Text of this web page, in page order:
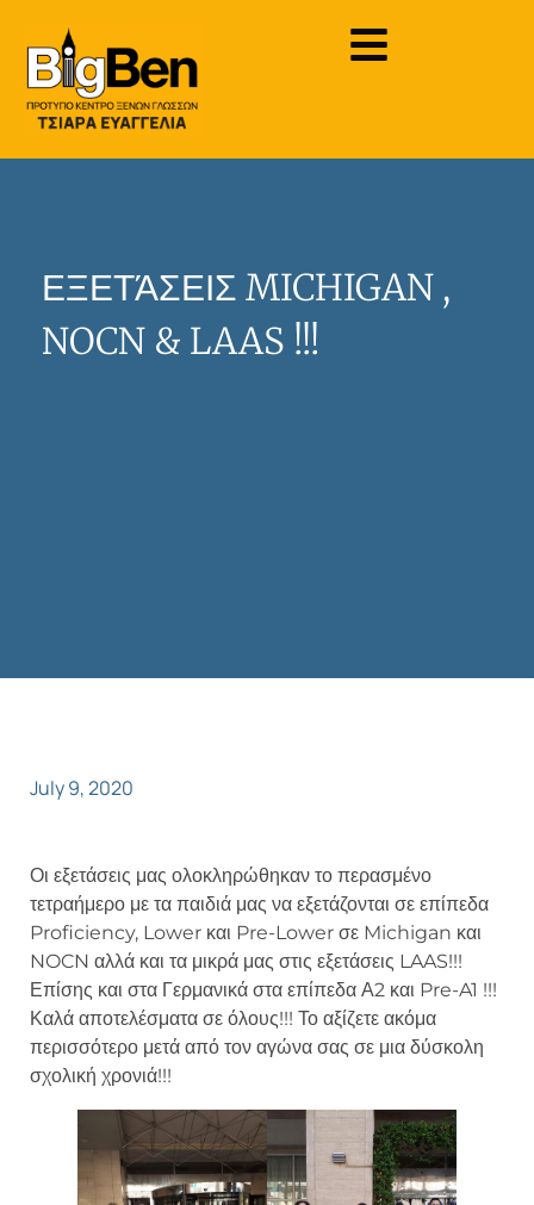
ΕΞΕΤΆΣΕΙΣ MICHIGAN ,
NOCN & LAAS !!!
July 9, 2020
Οι εξετάσεις μας ολοκληρώθηκαν το περασμένο
τετραήμερο με τα παιδιά μας να εξετάζονται σε επίπεδα
Proficiency, Lower και Pre-Lower σε Michigan και
NOCN αλλά και τα μικρά μας στις εξετάσεις LAAS!!!
Επίσης και στα Γερμανικά στα επίπεδα Α2 και Pre-A1 !!!
Καλά αποτελέσματα σε όλους!!! Το αξίζετε ακόμα
περισσότερο μετά από τον αγώνα σας σε μια δύσκολη
σχολική χρονιά!!!